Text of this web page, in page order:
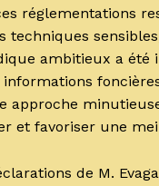
réglementations
techniques
ambitieux a été
informations
approche
et favoriser une
de M.